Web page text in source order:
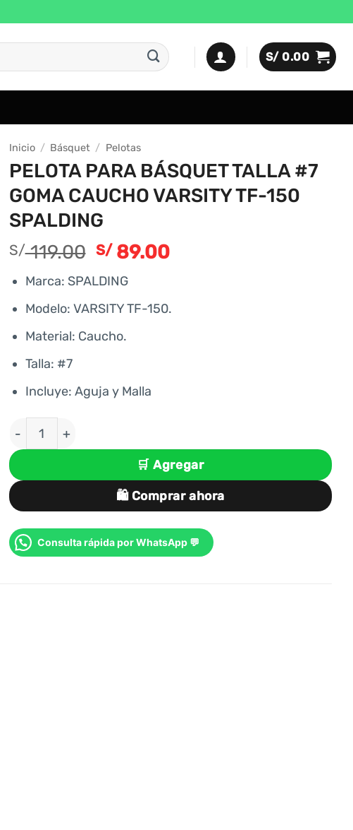
S/0.00
Inicio / Básquet / Pelotas
PELOTA PARA BÁSQUET TALLA #7
GOMA CAUCHO VARSITY TF-150
SPALDING
S/119.00 El
precio
original
era:
S/ 119.00.
S/89.00El
es:
Marca: SPALDING
Modelo: VARSITY TF-150.
Material: Caucho.
Talla: #7
Incluye: Aguja y Malla
PELOTA PARA BÁSQUET TALLA #7 GOMA CAUCHO
🛒 Agregar
🛍️ Comprar ahora
Consulta rápida por WhatsApp 💬